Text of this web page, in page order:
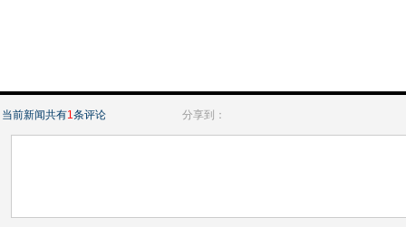
当前新闻共有1条评论 分享到：